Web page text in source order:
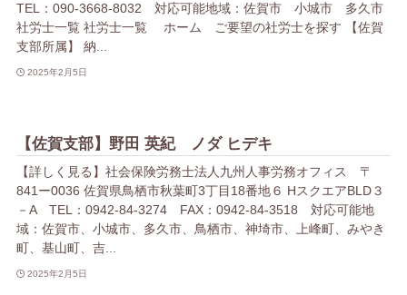
TEL：090-3668-8032 対応可能地域：佐賀市 小城市 多久市
社労士一覧 社労士一覧 ホーム ご要望の社労士を探す 【佐賀
支部所属】 納...
2025年2月5日
【佐賀支部】野田 英紀 ノダ ヒデキ
【詳しく見る】社会保険労務士法人九州人事労務オフィス 〒
841ー0036 佐賀県鳥栖市秋葉町3丁目18番地６ HスクエアBLD３
－A TEL：0942-84-3274 FAX：0942-84-3518 対応可能地
域：佐賀市、小城市、多久市、鳥栖市、神埼市、上峰町、みやき
町、基山町、吉...
2025年2月5日